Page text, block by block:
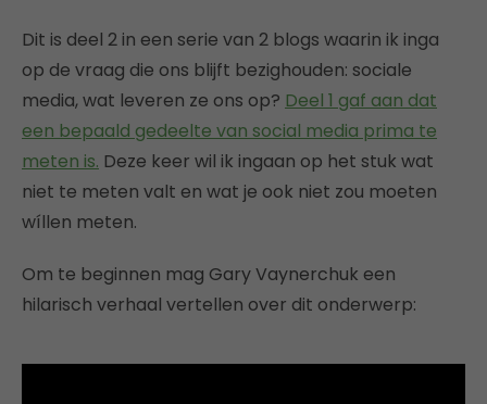
Dit is deel 2 in een serie van 2 blogs waarin ik inga
op de vraag die ons blijft bezighouden: sociale
media, wat leveren ze ons op? Deel 1 gaf aan dat
een bepaald gedeelte van social media prima te
meten is. Deze keer wil ik ingaan op het stuk wat
niet te meten valt en wat je ook niet zou moeten
wíllen meten.
Om te beginnen mag Gary Vaynerchuk een
hilarisch verhaal vertellen over dit onderwerp: